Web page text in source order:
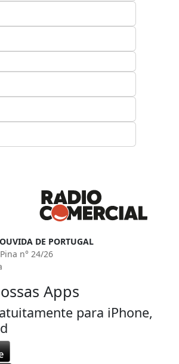
DE PORTUGAL
n° 24/26
Apps
para iPhone,